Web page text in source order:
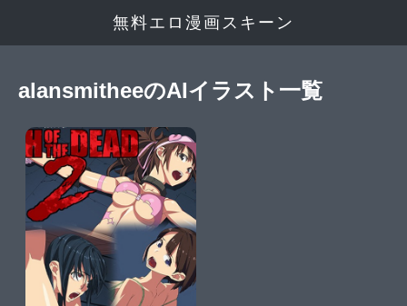
無料エロ漫画スキーン
alansmitheeのAIイラスト一覧